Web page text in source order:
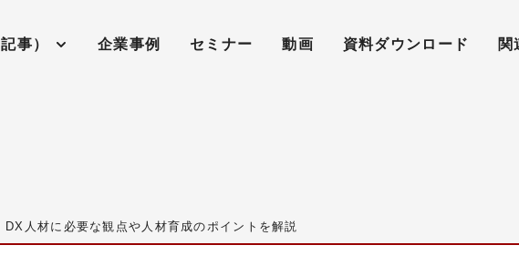
事） 企業事例 セミナー 動画 資料ダウンロード 関
DX人材に必要な観点や人材育成のポイントを解説